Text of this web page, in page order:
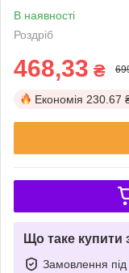
В наявності
Роздріб
468,33 ₴
Економія 230.67
Що таке купити
Замовлення під